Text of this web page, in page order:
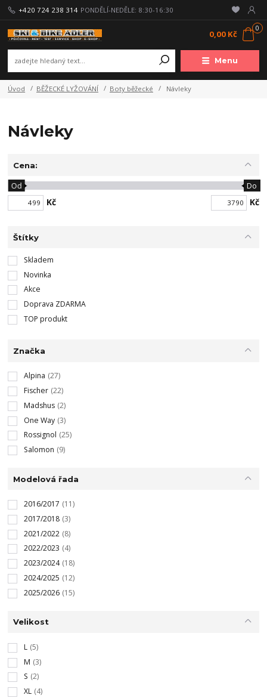
Menu
+420 724 238 314 PONDĚLÍ-NEDĚLE: 8:30-16:30
0
0,00 Kč
Úvod BĚŽECKÉ LYŽOVÁNÍ Boty běžecké Návleky
Návleky
Cena:
Kč
Od Do
Kč
Štítky
Skladem
Novinka
Akce
Doprava ZDARMA
TOP produkt
Značka
Alpina (27)
Fischer (22)
Madshus (2)
One Way (3)
Rossignol (25)
Salomon (9)
Modelová řada
2016/2017 (11)
2017/2018 (3)
2021/2022 (8)
2022/2023 (4)
2023/2024 (18)
2024/2025 (12)
2025/2026 (15)
Velikost
L (5)
M (3)
S (2)
XL (4)